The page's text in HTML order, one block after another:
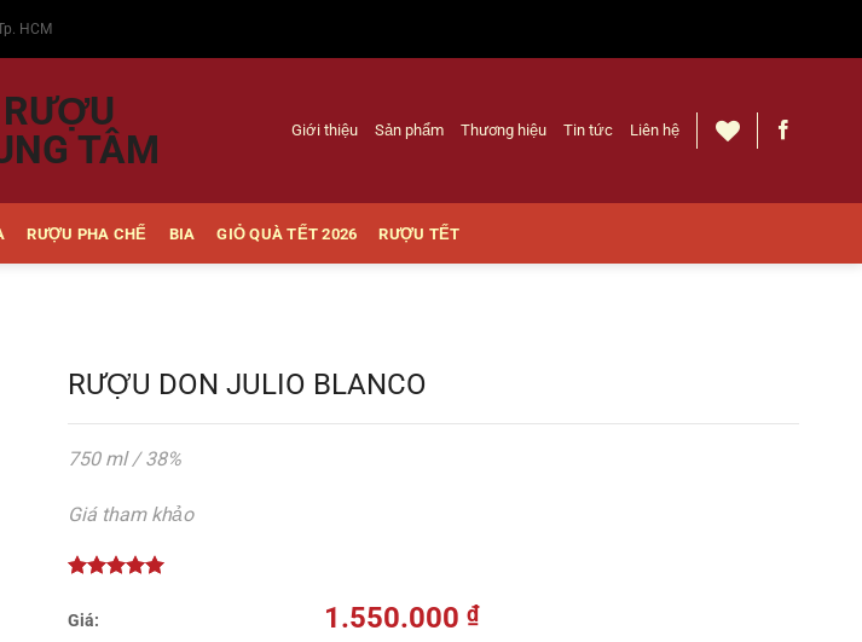
HCM
Giới thiệu Sản phẩm Thương hiệu Tin tức Liên hệ
RƯỢU PHA CHẾ BIA GIỎ QUÀ TẾT 2026 RƯỢU TẾT
RƯỢU DON JULIO BLANCO
750 ml / 38%
Giá tham khảo
1.550.000 ₫